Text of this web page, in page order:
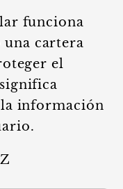
funciona
cartera
el
información